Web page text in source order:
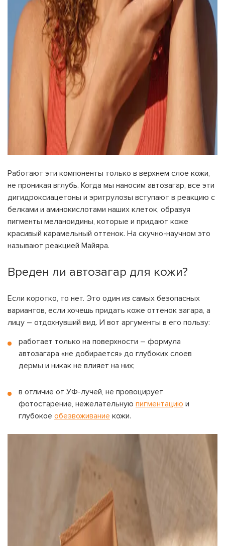
Работают эти компоненты только в верхнем слое кожи,
не проникая вглубь. Когда мы наносим автозагар, все эти
дигидроксиацетоны и эритрулозы вступают в реакцию с
белками и аминокислотами наших клеток, образуя
пигменты меланоидины, которые и придают коже
красивый карамельный оттенок. На скучно-научном это
называют реакцией Майяра.
Вреден ли автозагар для кожи?
Если коротко, то нет. Это один из самых безопасных
вариантов, если хочешь придать коже оттенок загара, а
лицу – отдохнувший вид. И вот аргументы в его пользу:
работает только на поверхности – формула
автозагара «не добирается» до глубоких слоев
дермы и никак не влияет на них;
в отличие от УФ-лучей, не провоцирует
фотостарение, нежелательную пигментацию и
глубокое обезвоживание кожи.